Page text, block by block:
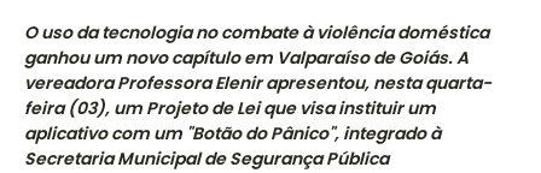
O uso da tecnologia no combate à violência doméstica
ganhou um novo capítulo em Valparaíso de Goiás. A
vereadora Professora Elenir apresentou, nesta quarta-
feira (03), um Projeto de Lei que visa instituir um
aplicativo com um "Botão do Pânico", integrado à
Secretaria Municipal de Segurança Pública